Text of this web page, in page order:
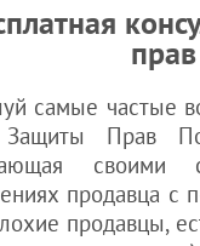
самые частые
Прав
своими
продавца с
продавцы,